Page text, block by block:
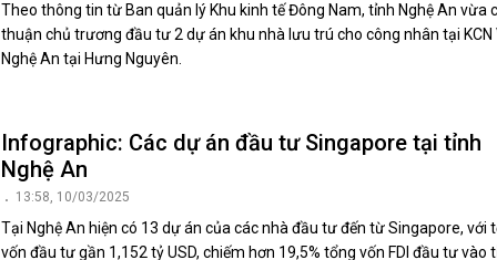
Theo thông tin từ Ban quản lý Khu kinh tế Đông Nam, tỉnh Nghệ An vừa
thuận chủ trương đầu tư 2 dự án khu nhà lưu trú cho công nhân tại KCN
Nghệ An tại Hưng Nguyên.
Infographic: Các dự án đầu tư Singapore tại tỉnh
Nghệ An
13:58, 10/03/2025
Tại Nghệ An hiện có 13 dự án của các nhà đầu tư đến từ Singapore, với
vốn đầu tư gần 1,152 tỷ USD, chiếm hơn 19,5% tổng vốn FDI đầu tư vào